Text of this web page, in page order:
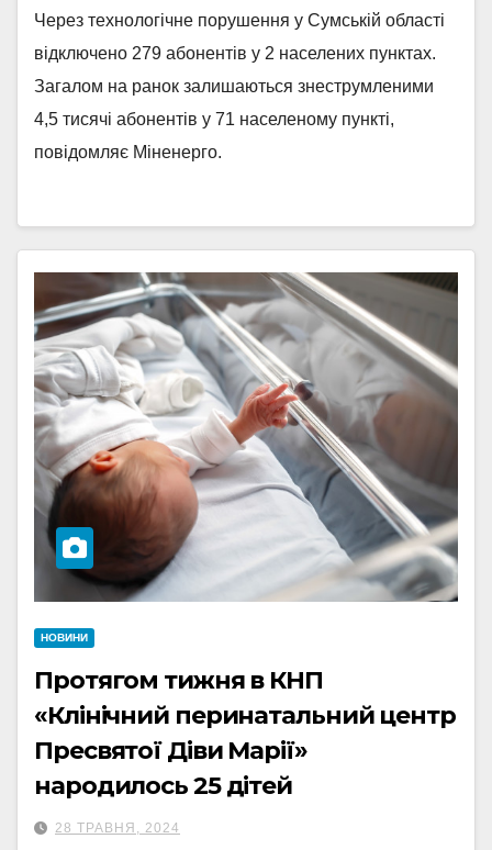
Через технологічне порушення у Сумській області
відключено 279 абонентів у 2 населених пунктах.
Загалом на ранок залишаються знеструмленими
4,5 тисячі абонентів у 71 населеному пункті,
повідомляє Міненерго.
НОВИНИ
Протягом тижня в КНП
«Клінічний перинатальний центр
Пресвятої Діви Марії»
народилось 25 дітей
28 ТРАВНЯ, 2024